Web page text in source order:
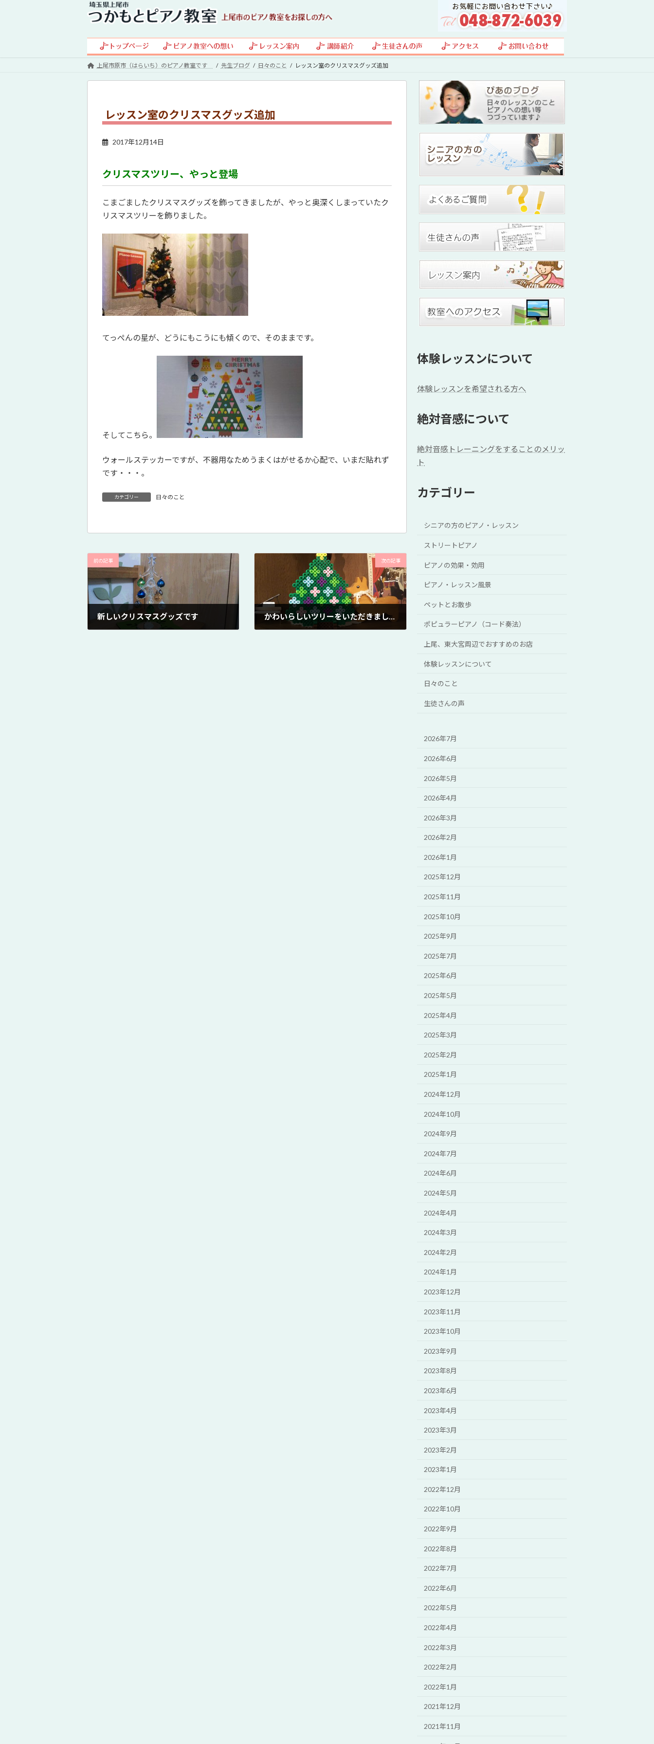
上尾市原市（はらいち）のピアノ教室です 先生ブログ 日々のこと レッスン室のクリスマスグッズ追加
レッスン室のクリスマスグッズ追加
2017年12月14日
クリスマスツリー、やっと登場
こまごましたクリスマスグッズを飾ってきましたが、やっと奥深くしまっていたク
リスマスツリーを飾りました。
てっぺんの星が、どうにもこうにも傾くので、そのままです。
そしてこちら。
ウォールステッカーですが、不器用なためうまくはがせるか心配で、いまだ貼れず
です・・・。
カテゴリー 日々のこと
前の記事
新しいクリスマスグッズです
次の記事
かわいらしいツリーをいただきました
体験レッスンについて
体験レッスンを希望される方へ
絶対音感について
絶対音感トレーニングをすることのメリッ
ト
カテゴリー
シニアの方のピアノ・レッスン
ストリートピアノ
ピアノの効果・効用
ピアノ・レッスン風景
ペットとお散歩
ポピュラーピアノ（コード奏法）
上尾、東大宮周辺でおすすめのお店
体験レッスンについて
日々のこと
生徒さんの声
2026年7月
2026年6月
2026年5月
2026年4月
2026年3月
2026年2月
2026年1月
2025年12月
2025年11月
2025年10月
2025年9月
2025年7月
2025年6月
2025年5月
2025年4月
2025年3月
2025年2月
2025年1月
2024年12月
2024年10月
2024年9月
2024年7月
2024年6月
2024年5月
2024年4月
2024年3月
2024年2月
2024年1月
2023年12月
2023年11月
2023年10月
2023年9月
2023年8月
2023年6月
2023年4月
2023年3月
2023年2月
2023年1月
2022年12月
2022年10月
2022年9月
2022年8月
2022年7月
2022年6月
2022年5月
2022年4月
2022年3月
2022年2月
2022年1月
2021年12月
2021年11月